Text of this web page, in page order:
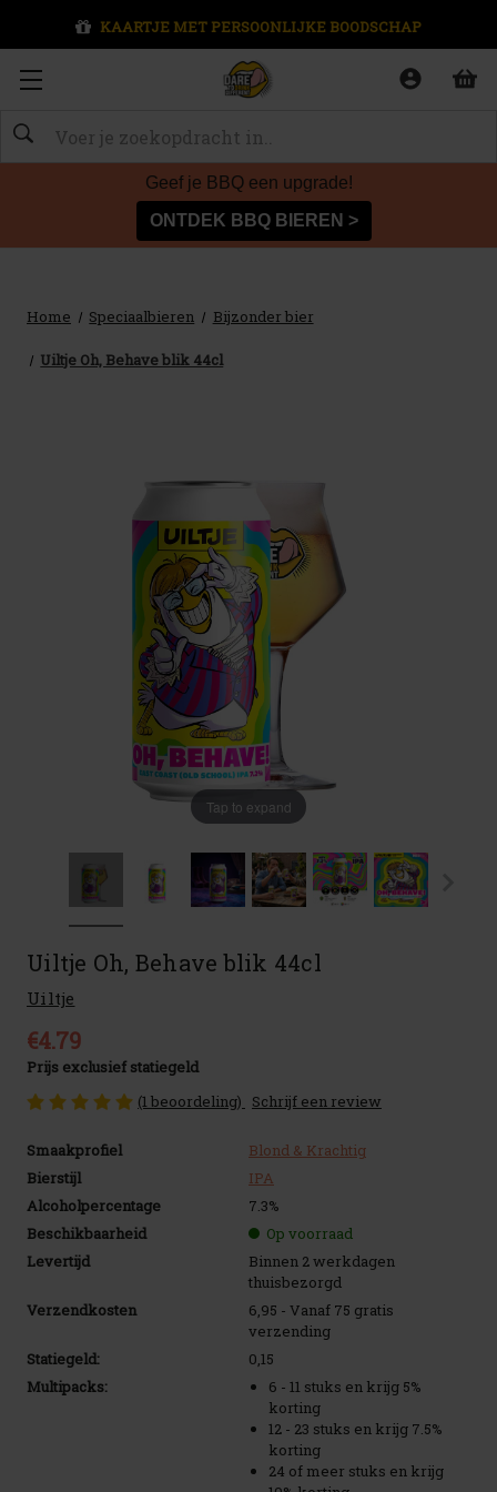
KAARTJE MET PERSOONLIJKE BOODSCHAP
Zoeken
Geef je BBQ een upgrade!
ONTDEK BBQ BIEREN >
Home Speciaalbieren Bijzonder bier
Uiltje Oh, Behave blik 44cl
Tap to expand
Uiltje Oh, Behave blik 44cl
Uiltje
€4.79
Prijs exclusief statiegeld
(1 beoordeling)
Schrijf een review
Smaakprofiel
Blond & Krachtig
Bierstijl
IPA
Alcoholpercentage
7.3%
Beschikbaarheid
Op voorraad
Levertijd
Binnen 2 werkdagen
thuisbezorgd
Verzendkosten
6,95 - Vanaf 75 gratis
verzending
Statiegeld:
0,15
Multipacks:
6 - 11 stuks en krijg 5%
korting
12 - 23 stuks en krijg 7.5%
korting
24 of meer stuks en krijg